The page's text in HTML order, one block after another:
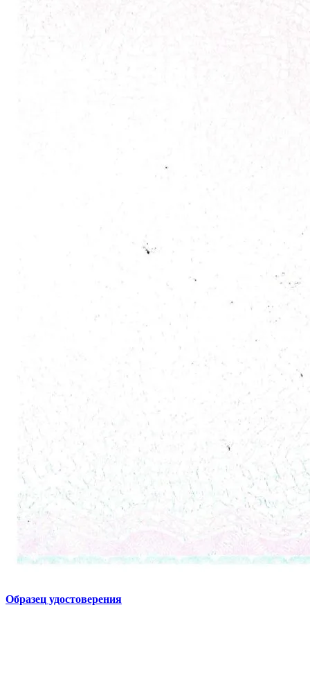
Образец удостоверения